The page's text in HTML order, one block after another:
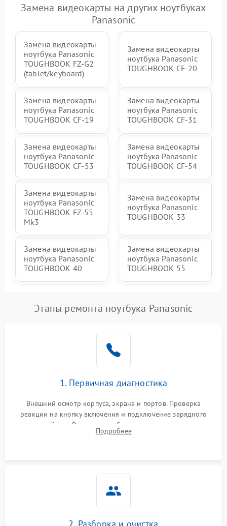
Замена видеокарты на других ноутбуках
Panasonic
Замена видеокарты
ноутбука Panasonic
TOUGHBOOK FZ-G2
(tablet/keyboard)
Замена видеокарты
ноутбука Panasonic
TOUGHBOOK CF-20
Замена видеокарты
ноутбука Panasonic
TOUGHBOOK CF-19
Замена видеокарты
ноутбука Panasonic
TOUGHBOOK CF-31
Замена видеокарты
ноутбука Panasonic
TOUGHBOOK CF-53
Замена видеокарты
ноутбука Panasonic
TOUGHBOOK CF-54
Замена видеокарты
ноутбука Panasonic
TOUGHBOOK FZ-55
Mk3
Замена видеокарты
ноутбука Panasonic
TOUGHBOOK 33
Замена видеокарты
ноутбука Panasonic
TOUGHBOOK 40
Замена видеокарты
ноутбука Panasonic
TOUGHBOOK 55
Этапы ремонта ноутбука Panasonic
1. Первичная диагностика
Внешний осмотр корпуса, экрана и портов. Проверка
реакции на кнопку включения и подключение зарядного
устройства. Оценка потребления тока с помощью
лабораторного блока питания для локализации проблемы.
Подробнее
2. Разборка и очистка